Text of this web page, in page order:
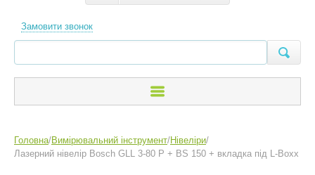
Замовити звонок
Головна/Вимірювальний інструмент/Нівеліри/
Лазерний нівелір Bosch GLL 3-80 P + BS 150 + вкладка під L-Boxx